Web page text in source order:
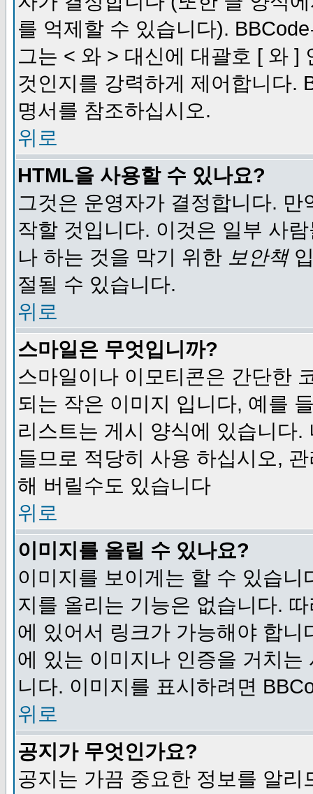
를 억제할 수 있습니다).
그는 < 와 > 대신에 대괄호 [ 와 ]
것인지를 강력하게 제어합니다.
명서를 참조하십시오.
위로
HTML을 사용할 수 있나요?
그것은 운영자가 결정합니다.
작할 것입니다. 이것은 일부 사
나 하는 것을 막기 위한 보안책
절될 수 있습니다.
위로
스마일은 무엇입니까?
스마일이나 이모티콘은 간단한
되는 작은 이미지 입니다, 예를
리스트는 게시 양식에 있습니다
들므로 적당히 사용 하십시오,
해 버릴수도 있습니다
위로
이미지를 올릴 수 있나요?
이미지를 보이게는 할 수 있습
지를 올리는 기능은 없습니다.
에 있어서 링크가 가능해야 합
에 있는 이미지나 인증을 거치
니다. 이미지를 표시하려면
위로
공지가 무엇인가요?
공지는 가끔 중요한 정보를 알